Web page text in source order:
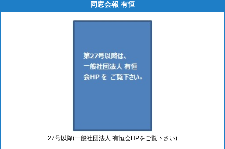
同窓会報 有恒
27号以降(一般社団法人 有恒会HPをご覧下さい)